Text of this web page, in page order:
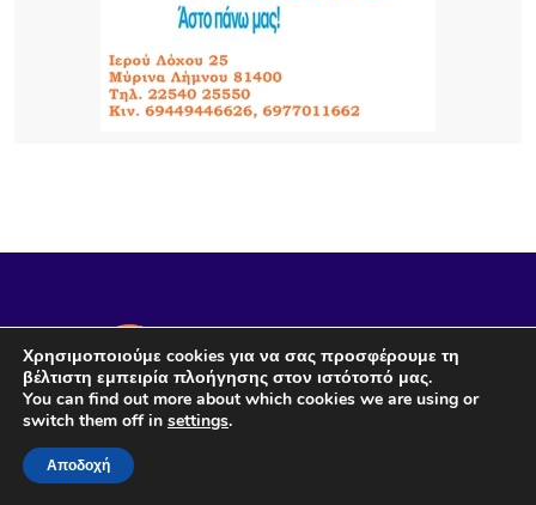
21 ΏΡΕΣ ΠΡΙΝ
Εθελοντές ένωσαν τις δυνάμεις τους για μια
καθαρότερη Αγία Βαρβάρα στη Λήμνο
Όροι Χρήσης
Χρησιμοποιούμε cookies για να σας προσφέρουμε τη
βέλτιστη εμπειρία πλοήγησης στον ιστότοπό μας.
You can find out more about which cookies we are using or
switch them off in settings.
Αποδοχή